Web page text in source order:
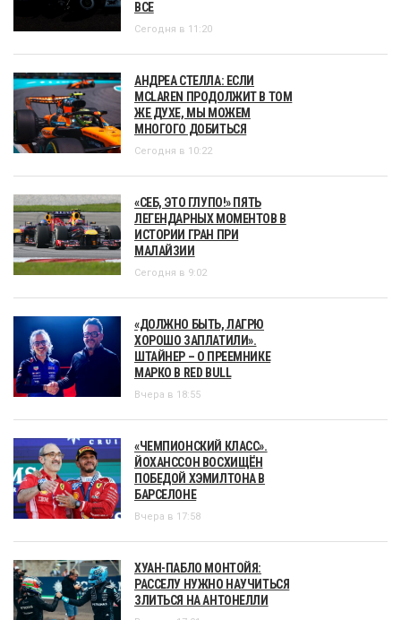
ВСЕ
Сегодня в 11:20
АНДРЕА СТЕЛЛА: ЕСЛИ
MCLAREN ПРОДОЛЖИТ В ТОМ
ЖЕ ДУХЕ, МЫ МОЖЕМ
МНОГОГО ДОБИТЬСЯ
Сегодня в 10:22
«СЕБ, ЭТО ГЛУПО!» ПЯТЬ
ЛЕГЕНДАРНЫХ МОМЕНТОВ В
ИСТОРИИ ГРАН ПРИ
МАЛАЙЗИИ
Сегодня в 9:02
«ДОЛЖНО БЫТЬ, ЛАГРЮ
ХОРОШО ЗАПЛАТИЛИ».
ШТАЙНЕР – О ПРЕЕМНИКЕ
МАРКО В RED BULL
Вчера в 18:55
«ЧЕМПИОНСКИЙ КЛАСС».
ЙОХАНССОН ВОСХИЩЁН
ПОБЕДОЙ ХЭМИЛТОНА В
БАРСЕЛОНЕ
Вчера в 17:58
ХУАН-ПАБЛО МОНТОЙЯ:
РАССЕЛУ НУЖНО НАУЧИТЬСЯ
ЗЛИТЬСЯ НА АНТОНЕЛЛИ